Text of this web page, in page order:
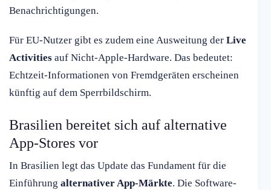
Benachrichtigungen.
Für EU-Nutzer gibt es zudem eine Ausweitung der Live
Activities auf Nicht-Apple-Hardware. Das bedeutet:
Echtzeit-Informationen von Fremdgeräten erscheinen
künftig auf dem Sperrbildschirm.
Brasilien bereitet sich auf alternative
App-Stores vor
In Brasilien legt das Update das Fundament für die
Einführung alternativer App-Märkte. Die Software-